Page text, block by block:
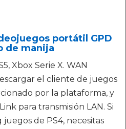
portátil GPD
de manija
Xbox Serie X. WAN
el cliente de juegos
por la plataforma, y
para transmisión LAN. Si
de PS4, necesitas